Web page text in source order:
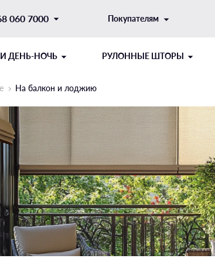
060 7000 Покупателям
ДЕНЬ-НОЧЬ РУЛОННЫЕ ШТОРЫ
ТИПА РУЛОННЫЕ
Открытого типа
Открытого типа
ШНУРОВОЙ МЕХАНИЗМ
На балкон и лоджию